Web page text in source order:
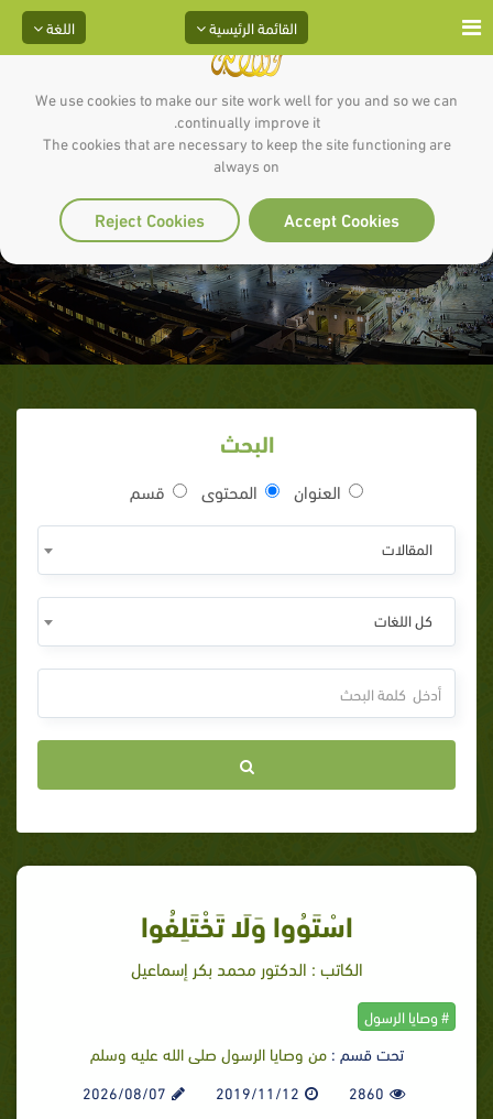
We use cookies to make our site work well for you and so we can
continually improve it.
The cookies that are necessary to keep the site functioning are
always on
Accept Cookies
Reject Cookies
اللغة القائمة الرئيسية
اسْتَوُوا وَلَا تَخْتَلِفُوا
البحث
العنوان المحتوى قسم
المقالات
كل اللغات
اسْتَوُوا وَلَا تَخْتَلِفُوا
الكاتب : الدكتور محمد بكر إسماعيل
# وصايا الرسول
تحت قسم :من وصايا الرسول صلى الله عليه وسلم
2860
2019/11/12
2026/08/07